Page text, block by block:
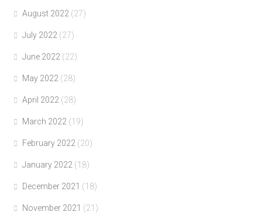
August 2022 (27)
July 2022 (27)
June 2022 (22)
May 2022 (28)
April 2022 (28)
March 2022 (19)
February 2022 (20)
January 2022 (18)
December 2021 (18)
November 2021 (21)